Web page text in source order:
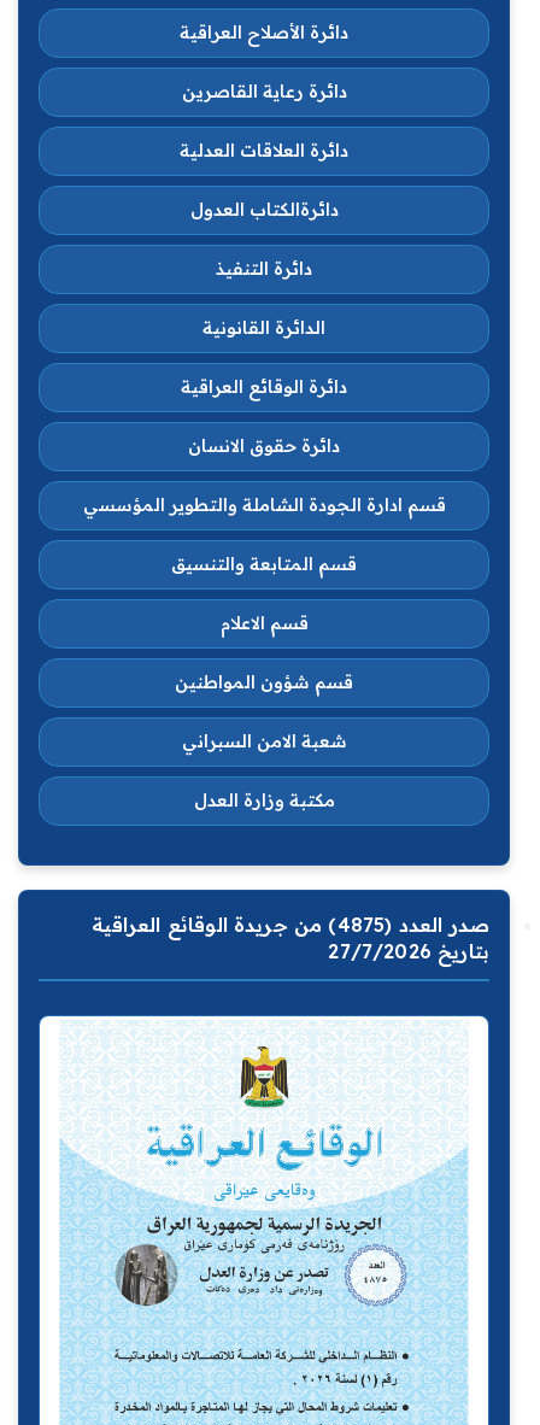
دائرة الأصلاح العراقية
دائرة رعاية القاصرين
دائرة العلاقات العدلية
دائرةالكتاب العدول
دائرة التنفيذ
الدائرة القانونية
دائرة الوقائع العراقية
دائرة حقوق الانسان
قسم ادارة الجودة الشاملة والتطوير المؤسسي
قسم المتابعة والتنسيق
قسم الاعلام
قسم شؤون المواطنين
شعبة الامن السبراني
مكتبة وزارة العدل
صدر العدد (4875) من جريدة الوقائع العراقية
بتاريخ 27/7/2026